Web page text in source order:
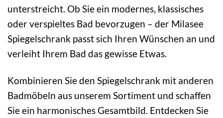
unterstreicht. Ob Sie ein modernes, klassisches
oder verspieltes Bad bevorzugen – der Milasee
Spiegelschrank passt sich Ihren Wünschen an und
verleiht Ihrem Bad das gewisse Etwas.
Kombinieren Sie den Spiegelschrank mit anderen
Badmöbeln aus unserem Sortiment und schaffen
Sie ein harmonisches Gesamtbild. Entdecken Sie